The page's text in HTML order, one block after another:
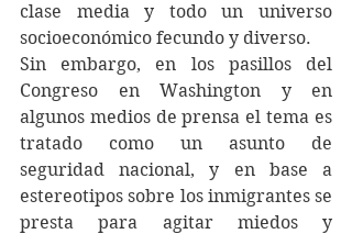
clase media y todo un universo
socioeconómico fecundo y diverso.
Sin embargo, en los pasillos del
Congreso en Washington y en
algunos medios de prensa el tema es
tratado como un asunto de
seguridad nacional, y en base a
estereotipos sobre los inmigrantes se
presta para agitar miedos y